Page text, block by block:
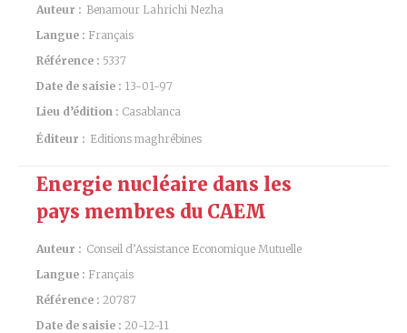
Auteur : Benamour Lahrichi Nezha
Langue : Français
Référence : 5337
Date de saisie : 13-01-97
Lieu d’édition : Casablanca
Éditeur : Editions maghrébines
Energie nucléaire dans les
pays membres du CAEM
Auteur : Conseil d’Assistance Economique Mutuelle
Langue : Français
Référence : 20787
Date de saisie : 20-12-11